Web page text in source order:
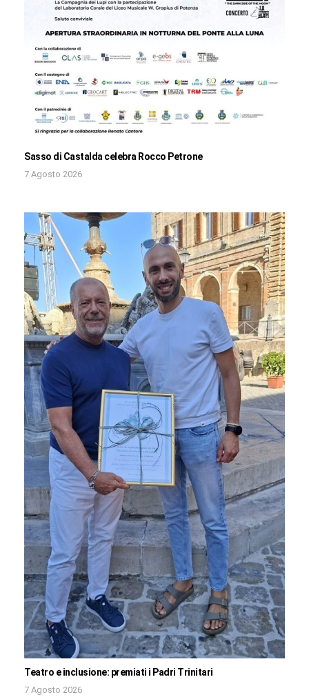
Sasso di Castalda celebra Rocco Petrone
7 Agosto 2026
Teatro e inclusione: premiati i Padri Trinitari
7 Agosto 2026